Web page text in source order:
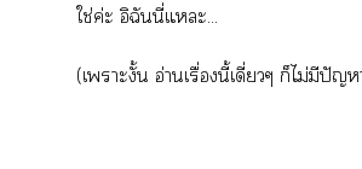
ใช่ค่ะ อิฉันนี่แะ...
(เาะงั้น อ่านเรื่องนี้เดี่ยวๆ ก็ไม่มีปัญห